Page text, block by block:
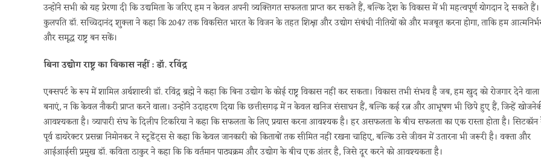
उन्होंने सभी को यह प्रेरणा दी कि उद्यमिता के जरिए हम न केवल अपनी व्यक्तिगत सफलता प्राप्त कर सकते हैं, बल्कि देश के विकास में भी महत्वपूर्ण योगदान दे सकते हैं।
कुलपति डॉ. सच्चिदानंद शुक्ला ने कहा कि 2047 तक विकसित भारत के विजन के तहत शिक्षा और उद्योग संबंधी नीतियों को और मजबूत करना होगा, ताकि हम
और समृद्ध राष्ट्र बन सकें।
बिना उद्योग राष्ट्र का विकास नहीं : डॉ. रविंद्र
एक्सपर्ट के रूप में शामिल अर्थशास्त्री डॉ. रविंद्र ब्रह्मे ने कहा कि बिना उद्योग के कोई राष्ट्र विकास नहीं कर सकता। विकास तभी संभव है जब, हम खुद को रोजगार देने वाला
बनाएं, न कि केवल नौकरी प्राप्त करने वाला। उन्होंने उदाहरण दिया कि छत्तीसगढ़ में न केवल खनिज संसाधन हैं, बल्कि कई रत्न और आभूषण भी छिपे हुए हैं, जिन्हें
आवश्यकता है। व्यापारी संघ के दिलीप टिकरिया ने कहा कि सफलता के लिए प्रयास करना आवश्यक है। हर असफलता के बीच सफलता का एक रास्ता होता है।
पूर्व डायरेक्टर प्रसन्ना निमोनकर ने स्टूडेंट्स से कहा कि केवल जानकारी को किताबों तक सीमित नहीं रखना चाहिए, बल्कि उसे जीवन में उतारना भी जरूरी है। वक्ता और
आईआईसी प्रमुख डॉ. कविता ठाकुर ने कहा कि कि वर्तमान पाठ्यक्रम और उद्योग के बीच एक अंतर है, जिसे दूर करने को आवश्यकता है।